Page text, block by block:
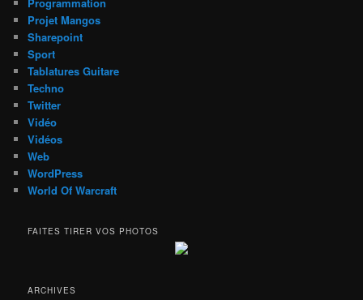
Projet Mangos
Sharepoint
Sport
Tablatures Guitare
Techno
Twitter
Vidéo
Vidéos
Web
WordPress
World Of Warcraft
FAITES TIRER VOS PHOTOS
ARCHIVES